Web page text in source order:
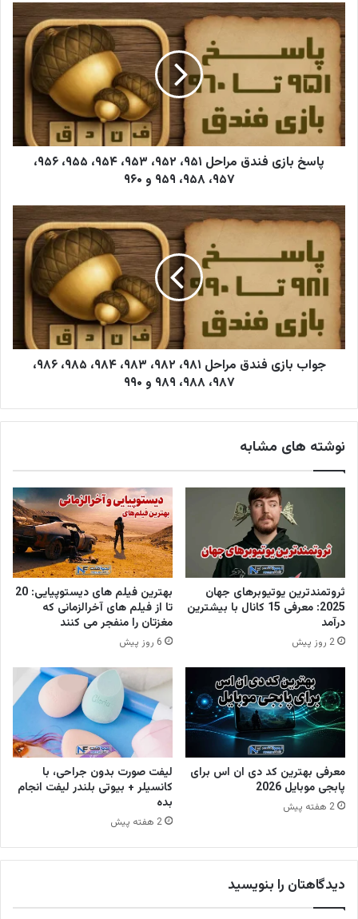
ی
ل
خ
و
د
ر
و
ا
ن
ی
د
پاسخ بازی فندق مراحل ۹۵۱، ۹۵۲، ۹۵۳، ۹۵۴، ۹۵۵، ۹۵۶،
۹۵۷، ۹۵۸، ۹۵۹ و ۹۶۰
جواب بازی فندق مراحل ۹۸۱، ۹۸۲، ۹۸۳، ۹۸۴، ۹۸۵، ۹۸۶،
۹۸۷، ۹۸۸، ۹۸۹ و ۹۹۰
نوشته های مشابه
ثروتمندترین یوتیوبرهای جهان
2025: معرفی 15 کانال با بیشترین
درآمد
2 روز پیش
بهترین فیلم های دیستوپیایی: 20
تا از فیلم های آخرالزمانی که
مغزتان را منفجر می کنند
6 روز پیش
معرفی بهترین کد دی ان اس برای
پابجی موبایل 2026
2 هفته پیش
لیفت صورت بدون جراحی، با
کانسیلر + بیوتی بلندر لیفت انجام
بده
2 هفته پیش
دیدگاهتان را بنویسید